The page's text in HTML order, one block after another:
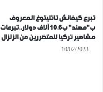
تبرع كيفانش تاتليتوغ المعروف
ب”مهند” ب10.6 آلاف دولار..تبرعات
مشاهير تركيا للمتضررين من الزلزال
10/02/2023